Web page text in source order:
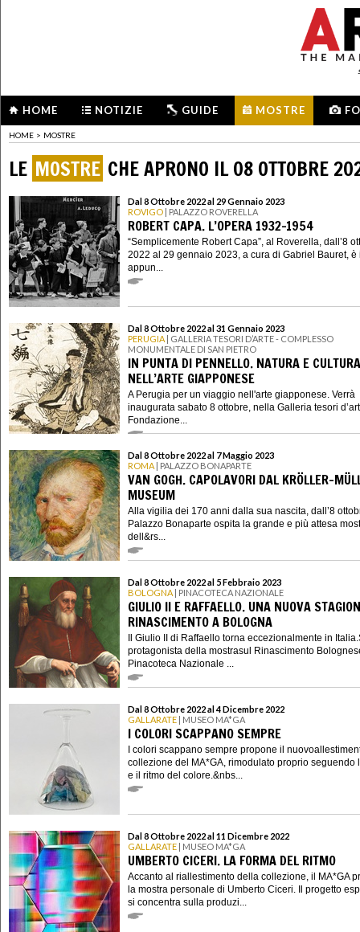
HOME NOTIZIE GUIDE MOSTRE
HOME > MOSTRE
LE MOSTRE CHE APRONO IL 08 OTTOBRE
Dal 8 Ottobre 2022 al 29 Gennaio 2023
ROVIGO | PALAZZO ROVERELLA
ROBERT CAPA. L’OPERA 1932-1954
“Semplicemente Robert Capa”, al Roverella, dall’8
2022 al 29 gennaio 2023, a cura di Gabriel Bauret, è
appun...
Dal 8 Ottobre 2022 al 31 Gennaio 2023
PERUGIA | GALLERIA TESORI D’ARTE - COMPLESSO
MONUMENTALE DI SAN PIETRO
IN PUNTA DI PENNELLO. NATURA E CULTURA
NELL’ARTE GIAPPONESE
A Perugia per un viaggio nell'arte giapponese. Verrà
inaugurata sabato 8 ottobre, nella Galleria tesori
Fondazione...
Dal 8 Ottobre 2022 al 7 Maggio 2023
ROMA | PALAZZO BONAPARTE
VAN GOGH. CAPOLAVORI DAL KRÖLLER-
MUSEUM
Alla vigilia dei 170 anni dalla sua nascita, dall’8
Palazzo Bonaparte ospita la grande e più attesa
dell&rs...
Dal 8 Ottobre 2022 al 5 Febbraio 2023
BOLOGNA | PINACOTECA NAZIONALE
GIULIO II E RAFFAELLO. UNA NUOVA
RINASCIMENTO A BOLOGNA
Il Giulio II di Raffaello torna eccezionalmente in
protagonista della mostrasul Rinascimento
Pinacoteca Nazionale ...
Dal 8 Ottobre 2022 al 4 Dicembre 2022
GALLARATE | MUSEO MA*GA
I COLORI SCAPPANO SEMPRE
I colori scappano sempre propone il
collezione del MA*GA, rimodulato proprio seguendo
e il ritmo del colore.&nbs...
Dal 8 Ottobre 2022 al 11 Dicembre 2022
GALLARATE | MUSEO MA*GA
UMBERTO CICERI. LA FORMA DEL RITMO
Accanto al riallestimento della collezione, il MA*GA
la mostra personale di Umberto Ciceri. Il progetto
si concentra sulla produzi...